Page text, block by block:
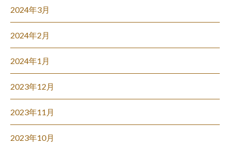
2024年3月
2024年2月
2024年1月
2023年12月
2023年11月
2023年10月